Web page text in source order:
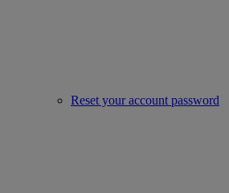
Reset your account password